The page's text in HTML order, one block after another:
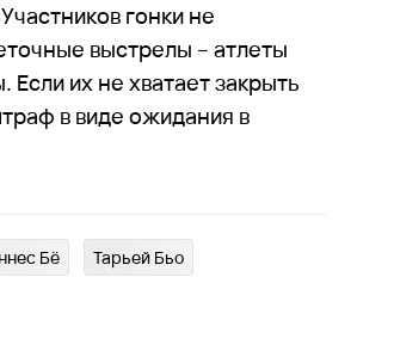
гонки не
выстрелы – атлеты
их не хватает закрыть
в виде ожидания в
Бё Тарьей Бьо